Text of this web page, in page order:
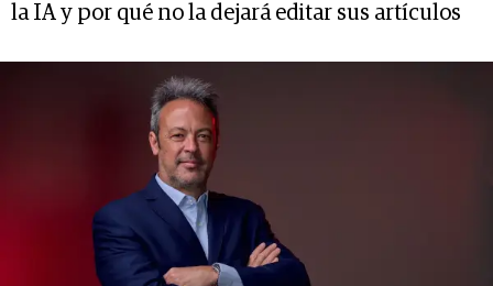
la IA y por qué no la dejará editar sus artículos